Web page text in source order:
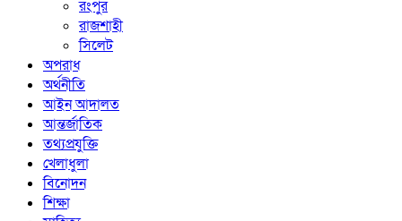
রংপুর
রাজশাহী
সিলেট
অপরাধ
অর্থনীতি
আইন আদালত
আন্তর্জাতিক
তথ্যপ্রযুক্তি
খেলাধুলা
বিনোদন
শিক্ষা